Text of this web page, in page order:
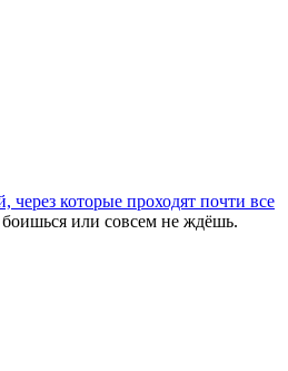
через которые проходят почти все
боишься или совсем не ждёшь.